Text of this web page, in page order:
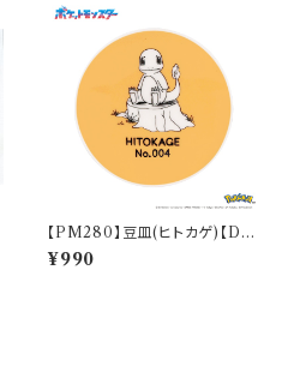
【PM280】豆皿(ヒトカゲ)【Dail
y Sketch】PM282-333
¥990